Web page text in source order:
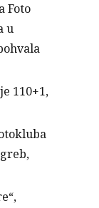
Foto
u
110+1,